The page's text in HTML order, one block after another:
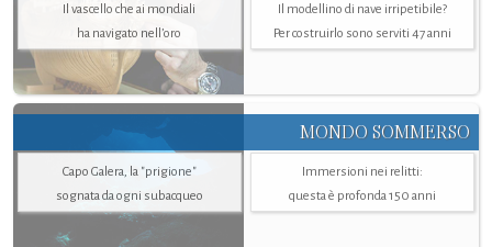
Il vascello che ai mondiali
ha navigato nell’oro
Il modellino di nave irripetibile?
Per costruirlo sono serviti 47 anni
MONDO SOMMERSO
Capo Galera, la "prigione"
sognata da ogni subacqueo
Immersioni nei relitti:
questa è profonda 150 anni